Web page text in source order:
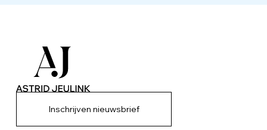
Inschrijven nieuwsbrief